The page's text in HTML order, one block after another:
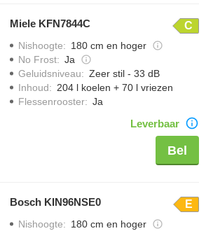
Miele KFN7844C C
Nishoogte: 180 cm en hoger
No Frost: Ja
Geluidsniveau: Zeer stil - 33 dB
Inhoud: 204 l koelen + 70 l vriezen
Flessenrooster: Ja
Leverbaar
Bel
Bosch KIN96NSE0 E
Nishoogte: 180 cm en hoger